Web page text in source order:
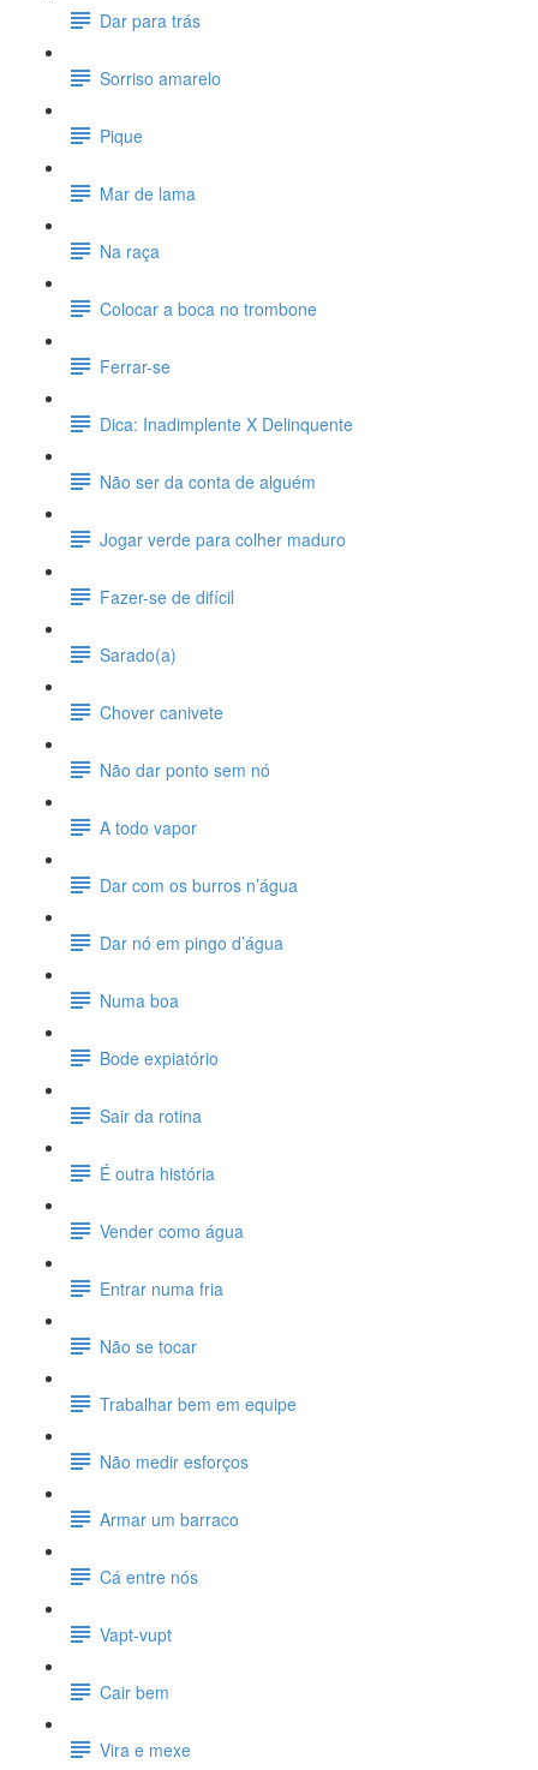
Dar para trás
Sorriso amarelo
Pique
Mar de lama
Na raça
Colocar a boca no trombone
Ferrar-se
Dica: Inadimplente X Delinquente
Não ser da conta de alguém
Jogar verde para colher maduro
Fazer-se de difícil
Sarado(a)
Chover canivete
Não dar ponto sem nó
A todo vapor
Dar com os burros n’água
Dar nó em pingo d’água
Numa boa
Bode expiatório
Sair da rotina
É outra história
Vender como água
Entrar numa fria
Não se tocar
Trabalhar bem em equipe
Não medir esforços
Armar um barraco
Cá entre nós
Vapt-vupt
Cair bem
Vira e mexe